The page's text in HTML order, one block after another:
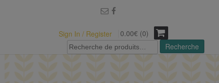
Sign In / Register
0.00€ (0)
Recherche
pour :
Recherche